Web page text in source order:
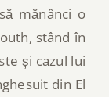
mănânci o
stând în
și cazul lui
din El